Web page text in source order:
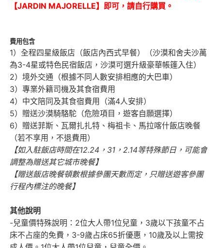
【JARDIN MAJORELLE】即可，請自行購買。
費用包含
1）全程四星級飯店（飯店內西式早餐）（沙漠和舍夫沙萬
為3-4星或特色民宿飯店，沙漠可選升級豪華帳篷入住）
2）境外交通（根據不同人數安排相應的大巴車）
3）專業外籍司機及其食宿費用
4）中文陪同及其食宿費用（滿4人安排）
5）贈送沙漠騎駱駝（危險項目，遊客自願選擇）
6）贈送菲斯、瓦爾扎扎特、梅祖卡、馬拉喀什飯店晚餐
（若不享用，不退費用）
【如入駐飯店時間在12.24， 31， 2.14等特殊節日，可能會
調整為贈送其它城市晚餐】
【贈送飯店晚餐頓數根據參團天數而定，只贈送遊客參團
行程內標注的晚餐】
其他說明
-兒童價特殊說明：2位大人帶1位兒童，3歲以下孩童不占
床不占座的免費，3-9歲占床65折優惠，10歲及以上需按